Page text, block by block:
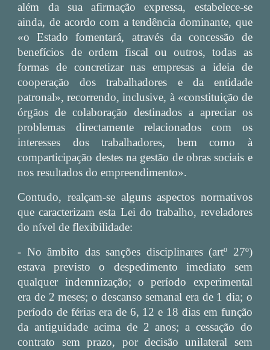
além da sua afirmação expressa, estabelece-se
ainda, de acordo com a tendência dominante, que
«o Estado fomentará, através da concessão de
benefícios de ordem fiscal ou outros, todas as
formas de concretizar nas empresas a ideia de
cooperação dos trabalhadores e da entidade
patronal», recorrendo, inclusive, à «constituição de
órgãos de colaboração destinados a apreciar os
problemas directamente relacionados com os
interesses dos trabalhadores, bem como à
comparticipação destes na gestão de obras sociais e
nos resultados do empreendimento».
Contudo, realçam-se alguns aspectos normativos
que caracterizam esta Lei do trabalho, reveladores
do nível de flexibilidade:
- No âmbito das sanções disciplinares (artº 27º)
estava previsto o despedimento imediato sem
qualquer indemnização; o período experimental
era de 2 meses; o descanso semanal era de 1 dia; o
período de férias era de 6, 12 e 18 dias em função
da antiguidade acima de 2 anos; a cessação do
contrato sem prazo, por decisão unilateral sem